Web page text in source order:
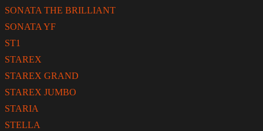
SONATA THE BRILLIANT
SONATA YF
ST1
STAREX
STAREX GRAND
STAREX JUMBO
STARIA
STELLA